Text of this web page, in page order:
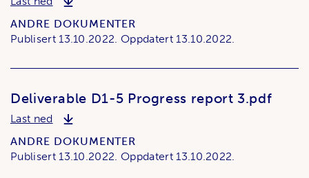
ANDRE DOKUMENTER
Publisert13.10.2022.Oppdatert13.10.2022.
Deliverable D1-5 Progress report 3.pdf
Last nedDeliverable D1-5 Progress report 3.pdf
ANDRE DOKUMENTER
Publisert13.10.2022.Oppdatert13.10.2022.